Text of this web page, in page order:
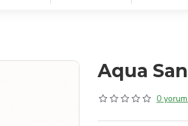
Aqua
0 yorum